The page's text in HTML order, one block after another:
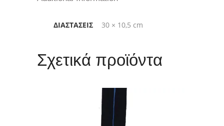
ΔΙΑΣΤΆΣΕΙΣ 30 × 10,5 cm
Σχετικά προϊόντα